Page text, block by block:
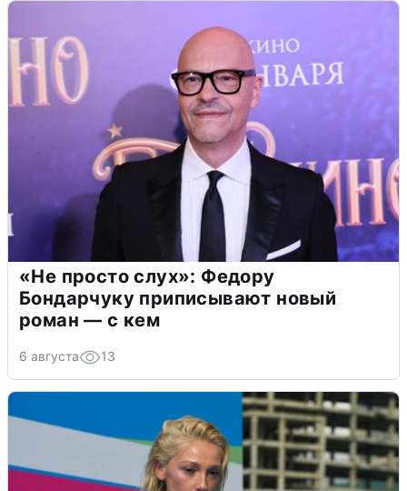
«Не просто слух»: Федору
Бондарчуку приписывают новый
роман — с кем
6 августа 13